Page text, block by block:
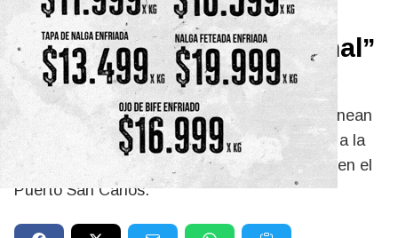
Organizan un “tour
croquisero urbano nacional”
en Bariloche
Los amantes de esta técnica de la ciudad planean
reunir a más de cien personas en noviembre, a la
vez que en la actualidad desarrollan un taller en el
Puerto San Carlos.